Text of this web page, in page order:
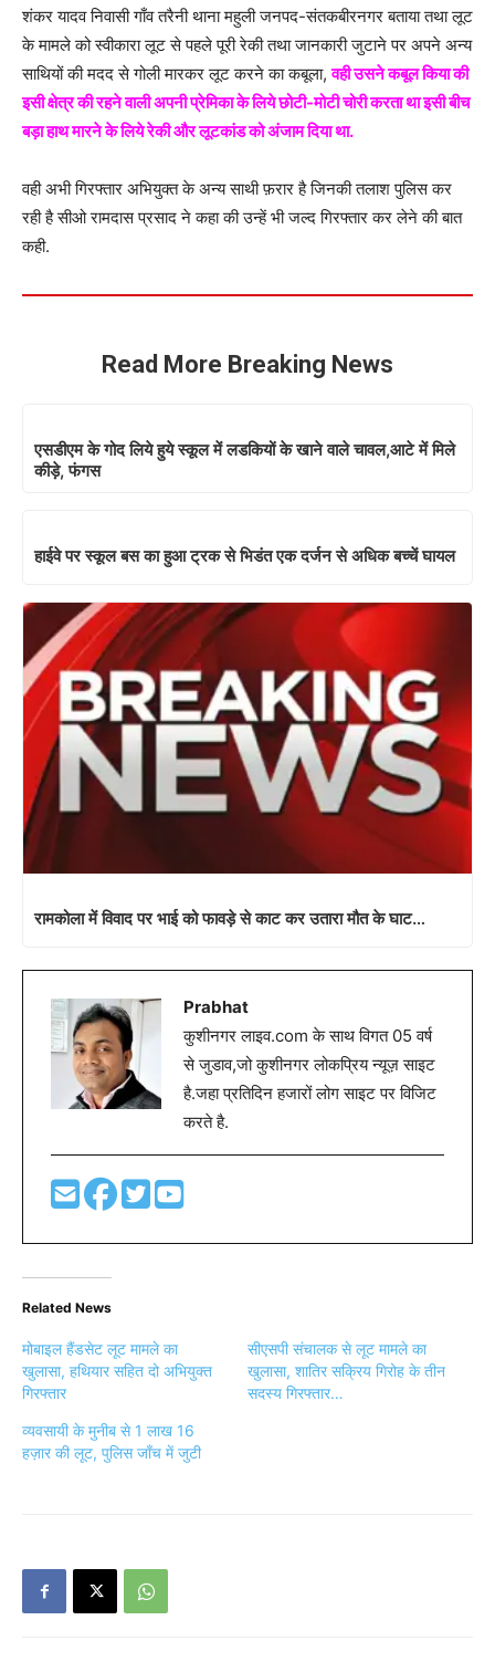
शंकर यादव निवासी गाँव तरैनी थाना महुली जनपद-संतकबीरनगर बताया तथा लूट
के मामले को स्वीकारा लूट से पहले पूरी रेकी तथा जानकारी जुटाने पर अपने अन्य
साथियों की मदद से गोली मारकर लूट करने का कबूला,वही उसने कबूल किया की
इसी क्षेत्र की रहने वाली अपनी प्रेमिका के लिये छोटी-मोटी चोरी करता था इसी बीच
बड़ा हाथ मारने के लिये रेकी और लूटकांड को अंजाम दिया था.
वही अभी गिरफ्तार अभियुक्त के अन्य साथी फ़रार है जिनकी तलाश पुलिस कर
रही है सीओ रामदास प्रसाद ने कहा की उन्हें भी जल्द गिरफ्तार कर लेने की बात
कही.
Read More Breaking News
एसडीएम के गोद लिये हुये स्कूल में लडकियों के खाने वाले चावल,आटे में मिले
कीड़े, फंगस
हाईवे पर स्कूल बस का हुआ ट्रक से भिडंत एक दर्जन से अधिक बच्चें घायल
रामकोला में विवाद पर भाई को फावड़े से काट कर उतारा मौत के घाट…
Prabhat
कुशीनगर लाइव.com के साथ विगत 05 वर्ष
से जुडाव,जो कुशीनगर लोकप्रिय न्यूज़ साइट
है.जहा प्रतिदिन हजारों लोग साइट पर विजिट
करते है.
Related News
मोबाइल हैंडसेट लूट मामले का
खुलासा, हथियार सहित दो अभियुक्त
गिरफ्तार
सीएसपी संचालक से लूट मामले का
खुलासा, शातिर सक्रिय गिरोह के तीन
सदस्य गिरफ्तार…
व्यवसायी के मुनीब से 1 लाख 16
हज़ार की लूट, पुलिस जाँच में जुटी